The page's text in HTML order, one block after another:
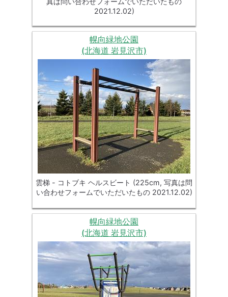
2021.12.02)
幌向緑地公園
(北海道 岩見沢市)
雲梯 - コトブキ ヘルスビート (225cm, 写真は問
い合わせフォームでいただいたもの 2021.12.02)
幌向緑地公園
(北海道 岩見沢市)